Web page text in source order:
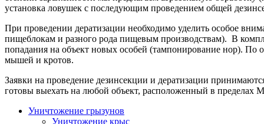
установка ловушек с последующим проведением общей
При проведении дератизации необходимо уделить особое
пищеблокам и разного рода пищевым производствам). В
попадания на объект новых особей (тампонирование нор). По
мышей и кротов.
Заявки на проведение дезинсекции и дератизации
готовы выехать на любой объект, расположенный в пределах
Уничтожение грызунов
Уничтожение крыс